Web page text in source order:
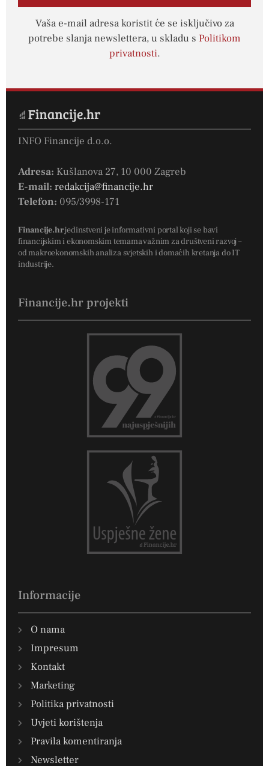
Vaša e-mail adresa koristit će se isključivo za
potrebe slanja newslettera, u skladu s Politikom
privatnosti.
INFO Financije d.o.o.
Adresa: Kušlanova 27, 10 000 Zagreb
E-mail: redakcija@financije.hr
Telefon: 095/3998-171
Financije.hrjedinstveni je informativni portal koji se bavi
financijskim i ekonomskim temama važnim za društveni razvoj –
od makroekonomskih analiza svjetskih i domaćih kretanja do IT
industrije.
Financije.hr projekti
Informacije
O nama
Impresum
Kontakt
Marketing
Politika privatnosti
Uvjeti korištenja
Pravila komentiranja
Newsletter